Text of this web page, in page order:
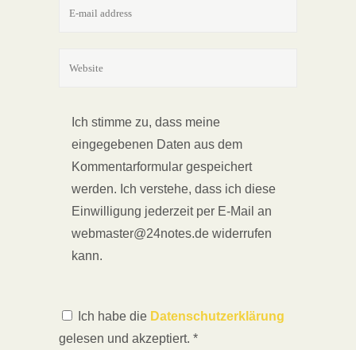
Ich stimme zu, dass meine
eingegebenen Daten aus dem
Kommentarformular gespeichert
werden. Ich verstehe, dass ich diese
Einwilligung jederzeit per E-Mail an
webmaster@24notes.de widerrufen
kann.
Ich habe die Datenschutzerklärung
gelesen und akzeptiert. *